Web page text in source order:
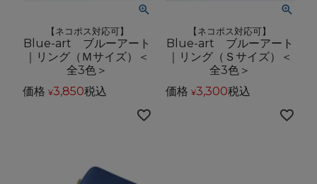
【ネコポス対応可】
Blue-art ブルーアート
｜リング（Ｍサイズ）＜
全3色＞
価格 ¥3,850税込
【ネコポス対応可】
Blue-art ブルーアート
｜リング（Ｓサイズ）＜
全3色＞
価格 ¥3,300税込